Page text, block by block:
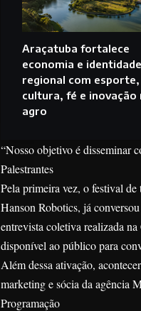
Araçatuba fortalece
economia e identidade
regional com esporte,
cultura, fé e inovação
agro
“Nosso objetivo é disseminar
Palestrantes
Pela primeira vez, o festival
Hanson Robotics, já
entrevista coletiva realizada
disponível ao público para
Além dessa ativação,
marketing e sócia da agência
Programação